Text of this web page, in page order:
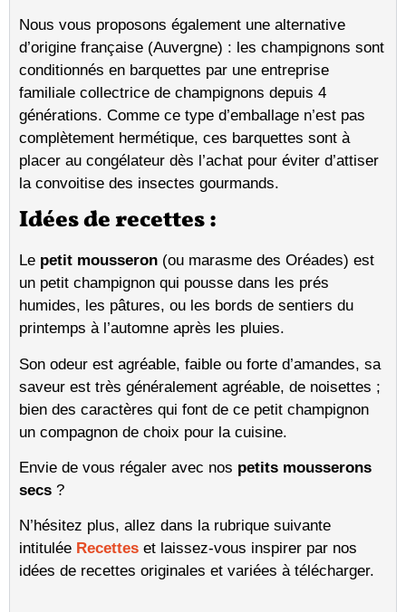
Nous vous proposons également une alternative
d’origine française (Auvergne) : les champignons sont
conditionnés en barquettes par une entreprise
familiale collectrice de champignons depuis 4
générations. Comme ce type d’emballage n’est pas
complètement hermétique, ces barquettes sont à
placer au congélateur dès l’achat pour éviter d’attiser
la convoitise des insectes gourmands.
Idées de recettes :
Le petit mousseron (ou marasme des Oréades) est
un petit champignon qui pousse dans les prés
humides, les pâtures, ou les bords de sentiers du
printemps à l’automne après les pluies.
Son odeur est agréable, faible ou forte d’amandes, sa
saveur est très généralement agréable, de noisettes ;
bien des caractères qui font de ce petit champignon
un compagnon de choix pour la cuisine.
Envie de vous régaler avec nos petits mousserons
secs ?
N’hésitez plus, allez dans la rubrique suivante
intitulée Recettes et laissez-vous inspirer par nos
idées de recettes originales et variées à télécharger.